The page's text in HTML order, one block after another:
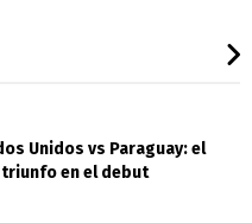
Unidos vs Paraguay: el
en el debut